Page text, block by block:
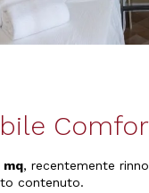
mq, recentemente
contenuto.